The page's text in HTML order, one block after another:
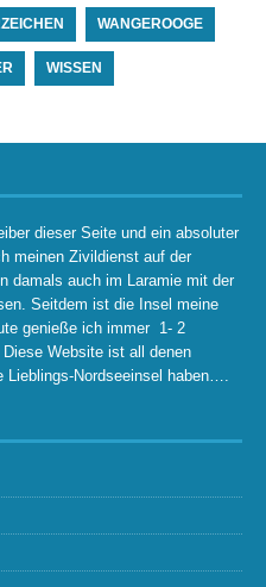
WANGEROOGE
WISSEN
dieser Seite und ein absoluter
meinen Zivildienst auf der
damals auch im Laramie mit der
Seitdem ist die Insel meine
genieße ich immer 1- 2
Website ist all denen
Nordseeinsel haben….